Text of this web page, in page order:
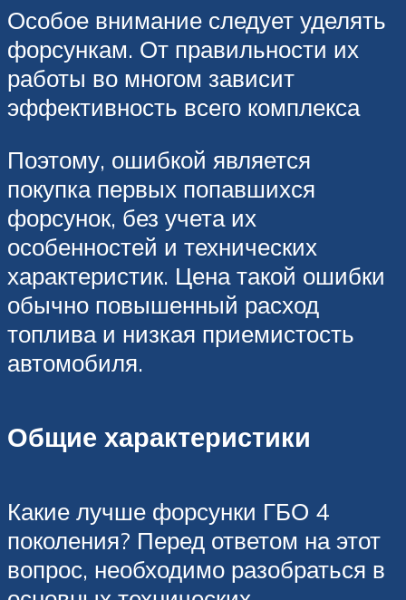
Особое внимание следует уделять
форсункам. От правильности их
работы во многом зависит
эффективность всего комплекса
Поэтому, ошибкой является
покупка первых попавшихся
форсунок, без учета их
особенностей и технических
характеристик. Цена такой ошибки
обычно повышенный расход
топлива и низкая приемистость
автомобиля.
Общие характеристики
Какие лучше форсунки ГБО 4
поколения? Перед ответом на этот
вопрос, необходимо разобраться в